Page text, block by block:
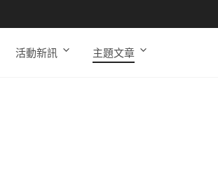
活動新訊 主題文章